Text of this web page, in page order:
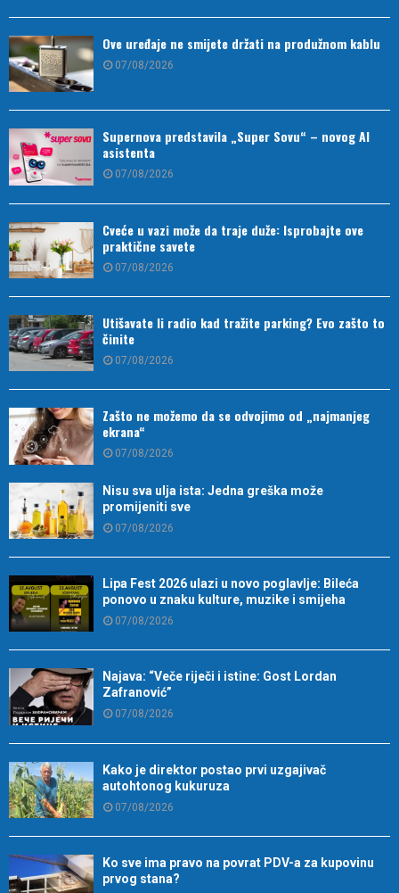
Ove uređaje ne smijete držati na produžnom kablu
07/08/2026
Supernova predstavila „Super Sovu“ – novog AI
asistenta
07/08/2026
Cveće u vazi može da traje duže: Isprobajte ove
praktične savete
07/08/2026
Utišavate li radio kad tražite parking? Evo zašto to
činite
07/08/2026
Zašto ne možemo da se odvojimo od „najmanjeg
ekrana“
07/08/2026
Nisu sva ulja ista: Jedna greška može
promijeniti sve
07/08/2026
Lipa Fest 2026 ulazi u novo poglavlje: Bileća
ponovo u znaku kulture, muzike i smijeha
07/08/2026
Najava: “Veče riječi i istine: Gost Lordan
Zafranović”
07/08/2026
Kako je direktor postao prvi uzgajivač
autohtonog kukuruza
07/08/2026
Ko sve ima pravo na povrat PDV-a za kupovinu
prvog stana?